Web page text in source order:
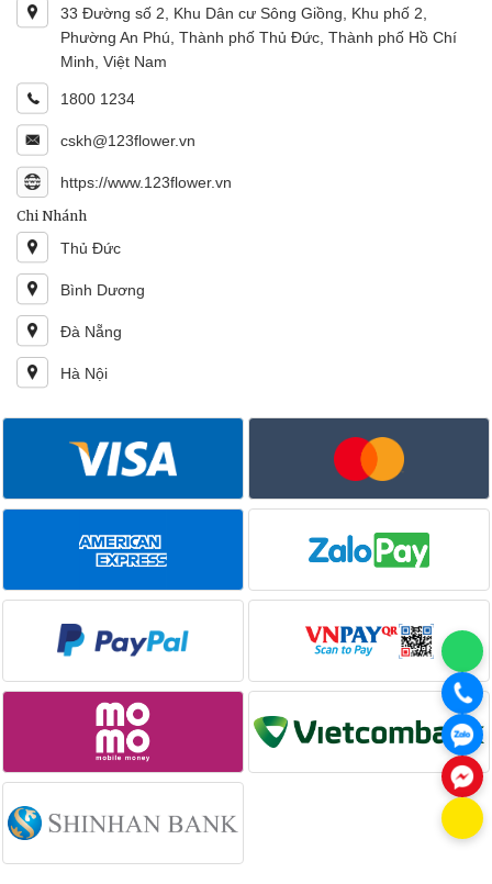
33 Đường số 2, Khu Dân cư Sông Giồng, Khu phố 2,
Phường An Phú, Thành phố Thủ Đức, Thành phố Hồ Chí
Minh, Việt Nam
1800 1234
cskh@123flower.vn
https://www.123flower.vn
Chi Nhánh
Thủ Đức
Bình Dương
Đà Nẵng
Hà Nội